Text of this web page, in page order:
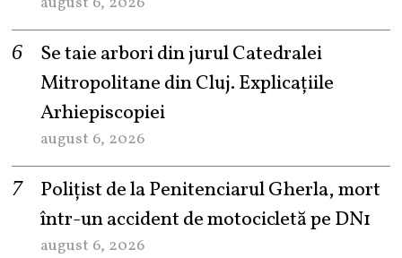
Se taie arbori din jurul Catedralei
Mitropolitane din Cluj. Explicațiile
Arhiepiscopiei
august 6, 2026
Polițist de la Penitenciarul Gherla, mort
într-un accident de motocicletă pe DN1
august 6, 2026